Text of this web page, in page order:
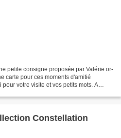
petite consigne proposée par Valérie or-
carte pour ces moments d'amitié
votre visite et vos petits mots. A
Constellation